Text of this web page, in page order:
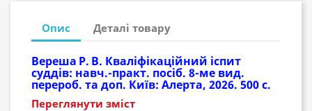
Опис Деталі товару
Вереша Р. В. Кваліфікаційний іспит
суддів: навч.-практ. посіб. 8-ме вид.
перероб. та доп. Київ: Алерта, 2026. 500 с.
Переглянути зміст